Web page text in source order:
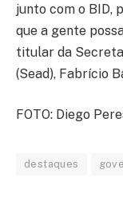
junto com o BID,
que a gente
titular da
(Sead), Fabrício
FOTO: Diego
destaques